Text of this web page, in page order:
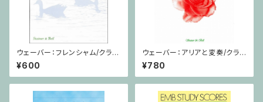
ウェーバー：フレンシャム/クラリ
ネット・ピアノ
¥600
ウェーバー：アリアと変奏/クラリ
ネット・ピアノ
¥780